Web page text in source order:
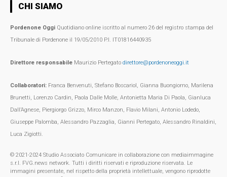
CHI SIAMO
Pordenone Oggi Quotidiano online iscritto al numero 26 del registro stampa del
Tribunale di Pordenone il 19/05/2010 P.I. IT01816440935
Direttore responsabile Maurizio Pertegato direttore@pordenoneoggi.it
Collaboratori: Franca Benvenuti, Stefano Boscariol, Gianna Buongiorno, Marilena
Brunetti, Lorenzo Cardin, Paola Dalle Molle, Antonietta Maria Di Paola, Gianluca
Dall’Agnese, Piergiorgo Grizzo, Mirco Manzon, Flavio Milani, Antonio Lodedo,
Giuseppe Palomba, Alessandro Pazzaglia, Gianni Pertegato, Alessandro Rinaldini,
Luca Zigiotti.
© 2021-2024 Studio Associato Comunicare in collaborazione con mediaimmagine
s.r.l. FVG.news network. Tutti i diritti riservati e riproduzione riservata. Le
immagini presentate, nel rispetto della proprietà intellettuale, vengono riprodotte